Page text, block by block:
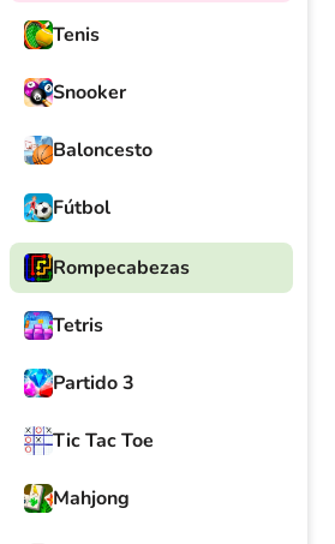
Tenis
Snooker
Baloncesto
Fútbol
Rompecabezas
Tetris
Partido 3
Tic Tac Toe
Mahjong